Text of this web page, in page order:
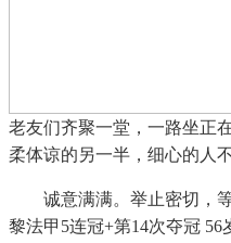
老友们齐聚一堂，一路坐正
柔体谅的另一半，细心的人
诚意满满。举止密切，等
黎法甲5连冠+第14次夺冠 56